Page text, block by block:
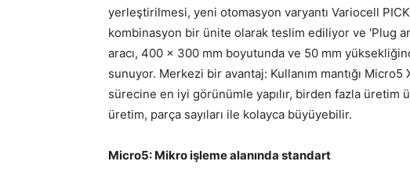
yerleştirilmesi, yeni otomasyon varyantı Variocell
kombinasyon bir ünite olarak teslim ediliyor ve 'Plug
aracı, 400 x 300 mm boyutunda ve 50 mm
sunuyor. Merkezi bir avantaj: Kullanım mantığı Micro5
sürecine en iyi görünümle yapılır, birden fazla üretim
üretim, parça sayıları ile kolayca büyüyebilir.
Micro5: Mikro işleme alanında standart